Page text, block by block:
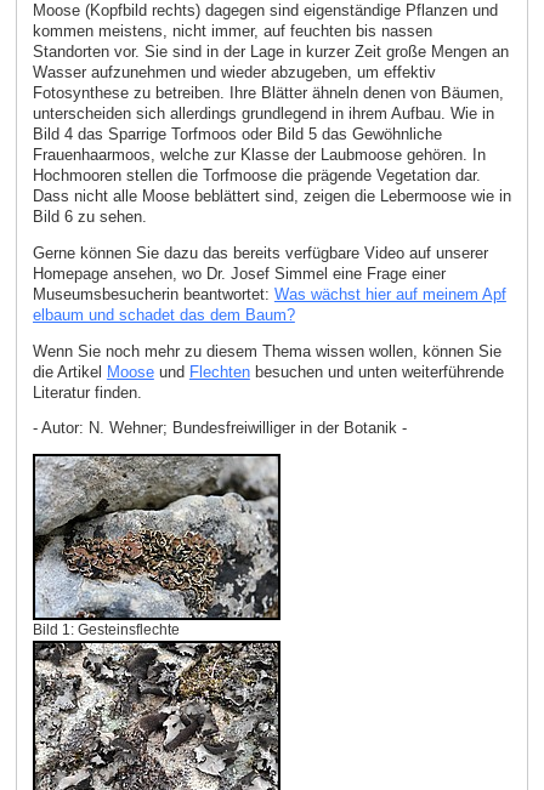
Moose (Kopfbild rechts) dagegen sind eigenständige Pflanzen und
kommen meistens, nicht immer, auf feuchten bis nassen
Standorten vor. Sie sind in der Lage in kurzer Zeit große Mengen an
Wasser aufzunehmen und wieder abzugeben, um effektiv
Fotosynthese zu betreiben. Ihre Blätter ähneln denen von Bäumen,
unterscheiden sich allerdings grundlegend in ihrem Aufbau. Wie in
Bild 4 das Sparrige Torfmoos oder Bild 5 das Gewöhnliche
Frauenhaarmoos, welche zur Klasse der Laubmoose gehören. In
Hochmooren stellen die Torfmoose die prägende Vegetation dar.
Dass nicht alle Moose beblättert sind, zeigen die Lebermoose wie in
Bild 6 zu sehen.
Gerne können Sie dazu das bereits verfügbare Video auf unserer
Homepage ansehen, wo Dr. Josef Simmel eine Frage einer
Museumsbesucherin beantwortet: Was wächst hier auf meinem Apf
elbaum und schadet das dem Baum?
Wenn Sie noch mehr zu diesem Thema wissen wollen, können Sie
die Artikel Mooseund Flechtenbesuchen und unten weiterführende
Literatur finden.
- Autor: N. Wehner; Bundesfreiwilliger in der Botanik -
Bild 1: Gesteinsflechte